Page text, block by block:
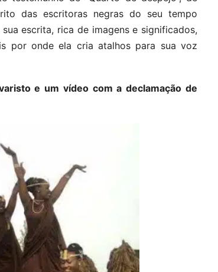
das escritoras negras do seu tempo
escrita, rica de imagens e significados,
por onde ela cria atalhos para sua voz
e um vídeo com a declamação de